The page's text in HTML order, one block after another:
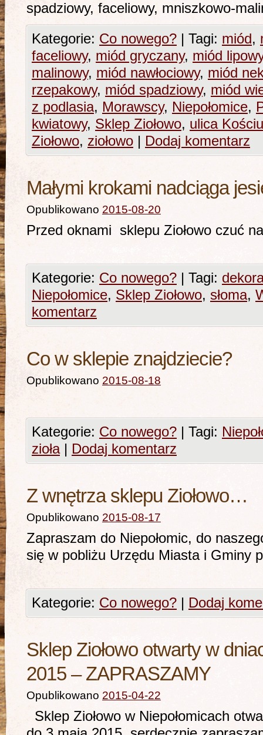
spadziowy, faceliowy,
Kategorie: Co nowego? | Tagi: miód,
faceliowy, miód gryczany, miód lipowy
malinowy, miód nawłociowy, miód
rzepakowy, miód spadziowy, miód
z podlasia, Morawscy, Niepołomice,
kwiatowy, Sklep Ziołowo, ulica
Ziołowo, ziołowo | Dodaj komentarz
Małymi krokami nadciąga
Opublikowano 2015-08-20
Przed oknami sklepu Ziołowo
Kategorie: Co nowego? | Tagi:
Niepołomice, Sklep Ziołowo, słoma,
komentarz
Co w sklepie znajdziecie?
Opublikowano 2015-08-18
Kategorie: Co nowego? | Tagi:
zioła | Dodaj komentarz
Z wnętrza sklepu Ziołowo…
Opublikowano 2015-08-17
Zapraszam do Niepołomic, do
się w pobliżu Urzędu Miasta i
Kategorie: Co nowego? | Dodaj
Sklep Ziołowo otwarty w
2015 – ZAPRASZAMY
Opublikowano 2015-04-22
Sklep Ziołowo w Niepołomicach